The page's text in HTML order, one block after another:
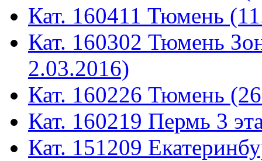
Кат. 160411 Тюмень
Кат. 160302 Тюмень
2.03.2016)
Кат. 160226 Тюмень
Кат. 160219 Пермь 3
Кат. 151209